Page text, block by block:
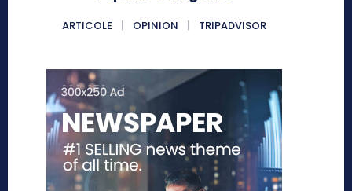
ARTICOLE OPINION TRIPADVISOR